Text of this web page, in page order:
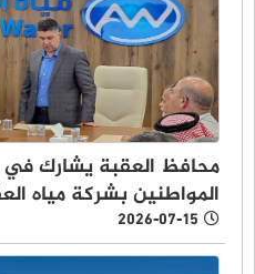
محافظ العقبة يشارك في
المواطنين بشركة مياه
2026-07-15